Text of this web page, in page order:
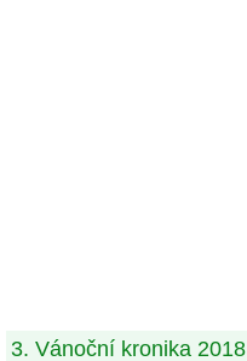
3. Vánoční kronika 2018